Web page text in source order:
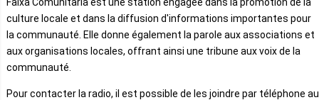
culture locale et dans la diffusion d'informations importantes pour
la communauté. Elle donne également la parole aux associations et
aux organisations locales, offrant ainsi une tribune aux voix de la
communauté.
Pour contacter la radio, il est possible de les joindre par téléphone au